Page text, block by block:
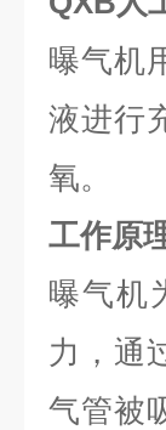
曝气机
液进行
氧。
工作原
曝气机
力，通
气管被